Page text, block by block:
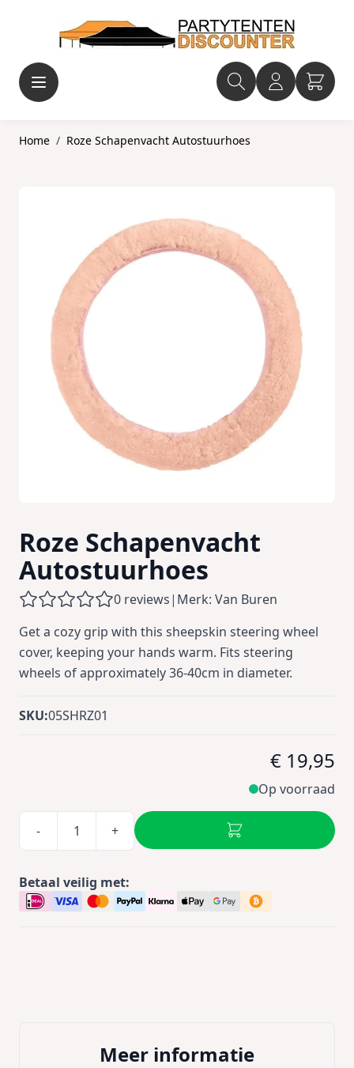
Home / Roze Schapenvacht Autostuurhoes
Roze Schapenvacht
Autostuurhoes
0 reviews| Merk: Van Buren
Get a cozy grip with this sheepskin steering wheel
cover, keeping your hands warm. Fits steering
wheels of approximately 36-40cm in diameter.
SKU:05SHRZ01
€ 19,95
Op voorraad
- +
Betaal veilig met:
Meer informatie